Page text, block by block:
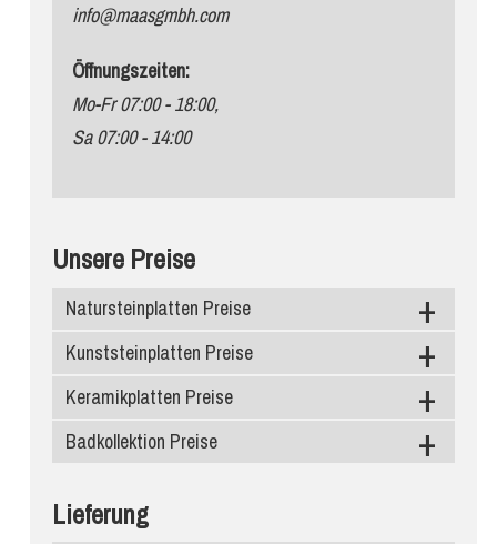
info@maasgmbh.com
Öffnungszeiten:
Mo-Fr 07:00 - 18:00,
Sa 07:00 - 14:00
Unsere Preise
Natursteinplatten Preise
Granit
Marmor
Schiefer
Kunststeinplatten Preise
Caesarstone
Silestone
Compac Quarzagglo
Keramikplatten Preise
Level Keramik
Infinity Keramik
Badkollektion Preise
Waschbecken
Lieferung